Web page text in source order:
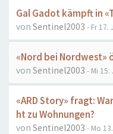
Gal Gadot kämpft in
von Sentinel2003 - Fr 17.
«Nord bei Nordwest»
von Sentinel2003 - Mi 15.
«ARD Story» fragt:
ht zu Wohnungen?
von Sentinel2003 - Mo